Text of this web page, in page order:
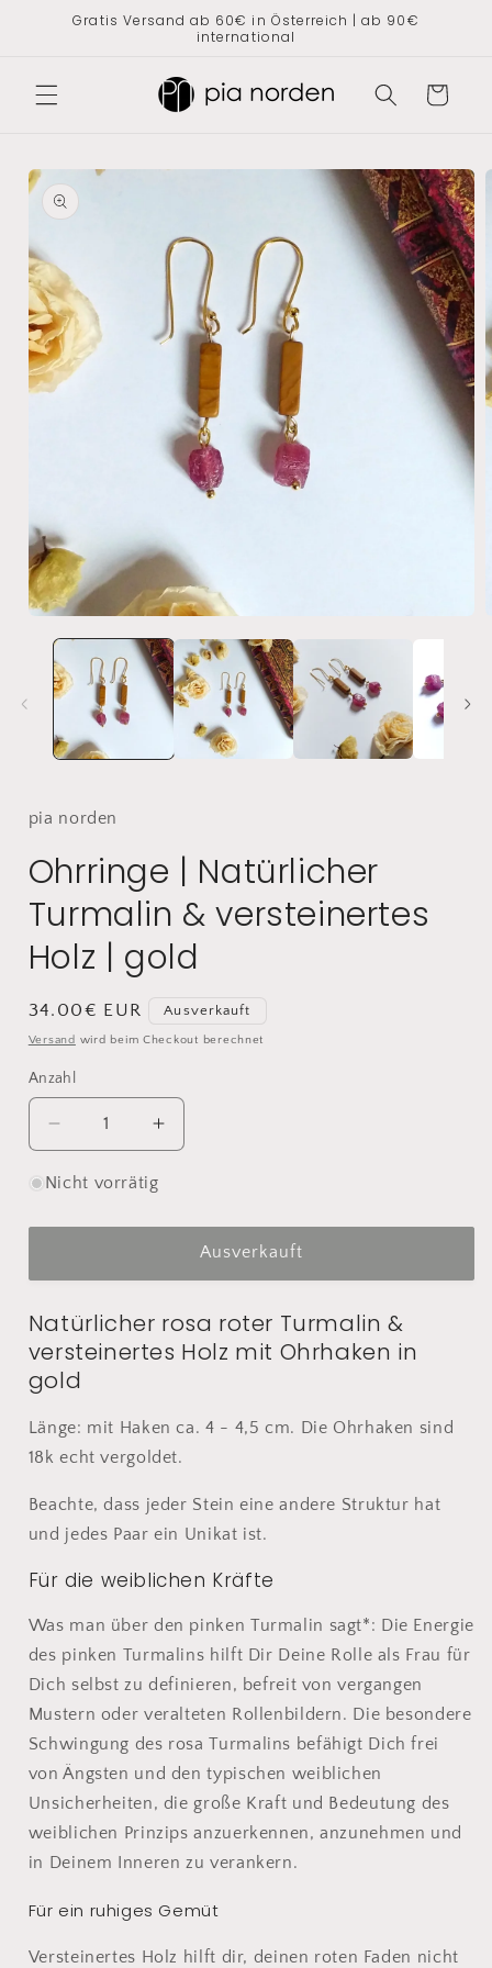
Gratis Versand ab 60€ in Österreich | ab 90€
international
Warenkorb
Modal
öffnen
pia norden
Ohrringe | Natürlicher
Turmalin & versteinertes
Holz | gold
Normaler
Preis
34.00€ EUR Ausverkauft
Versand wird beim Checkout berechnet
Anzahl
Anzahl
Verringere
die
Menge
Ohrringe
Natürlicher
&amp;
versteinertes
Holz
gold
Erhöhe
die
Menge
Ohrringe
Natürlicher
&amp;
versteinertes
gold
Nicht vorrätig
Ausverkauft
Natürlicher rosa roter Turmalin &
versteinertes Holz mit Ohrhaken in
gold
Länge: mit Haken ca. 4 - 4,5 cm. Die Ohrhaken sind
18k echt vergoldet.
Beachte, dass jeder Stein eine andere Struktur hat
und jedes Paar ein Unikat ist.
Für die weiblichen Kräfte
Was man über den pinken Turmalin sagt*: Die Energie
des pinken Turmalins hilft Dir Deine Rolle als Frau für
Dich selbst zu definieren, befreit von vergangen
Mustern oder veralteten Rollenbildern. Die besondere
Schwingung des rosa Turmalins befähigt Dich frei
von Ängsten und den typischen weiblichen
Unsicherheiten, die große Kraft und Bedeutung des
weiblichen Prinzips anzuerkennen, anzunehmen und
in Deinem Inneren zu verankern.
Für ein ruhiges Gemüt
Versteinertes Holz hilft dir, deinen roten Faden nicht